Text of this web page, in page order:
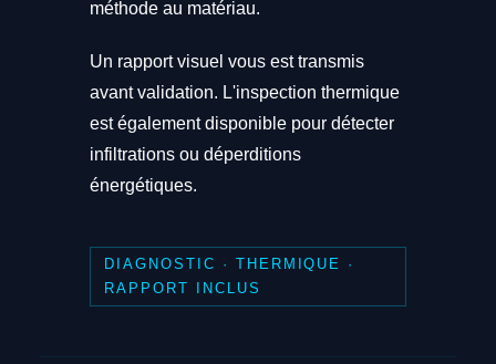
méthode au matériau.
Un rapport visuel vous est transmis
avant validation. L'inspection thermique
est également disponible pour détecter
infiltrations ou déperditions
énergétiques.
DIAGNOSTIC · THERMIQUE ·
RAPPORT INCLUS